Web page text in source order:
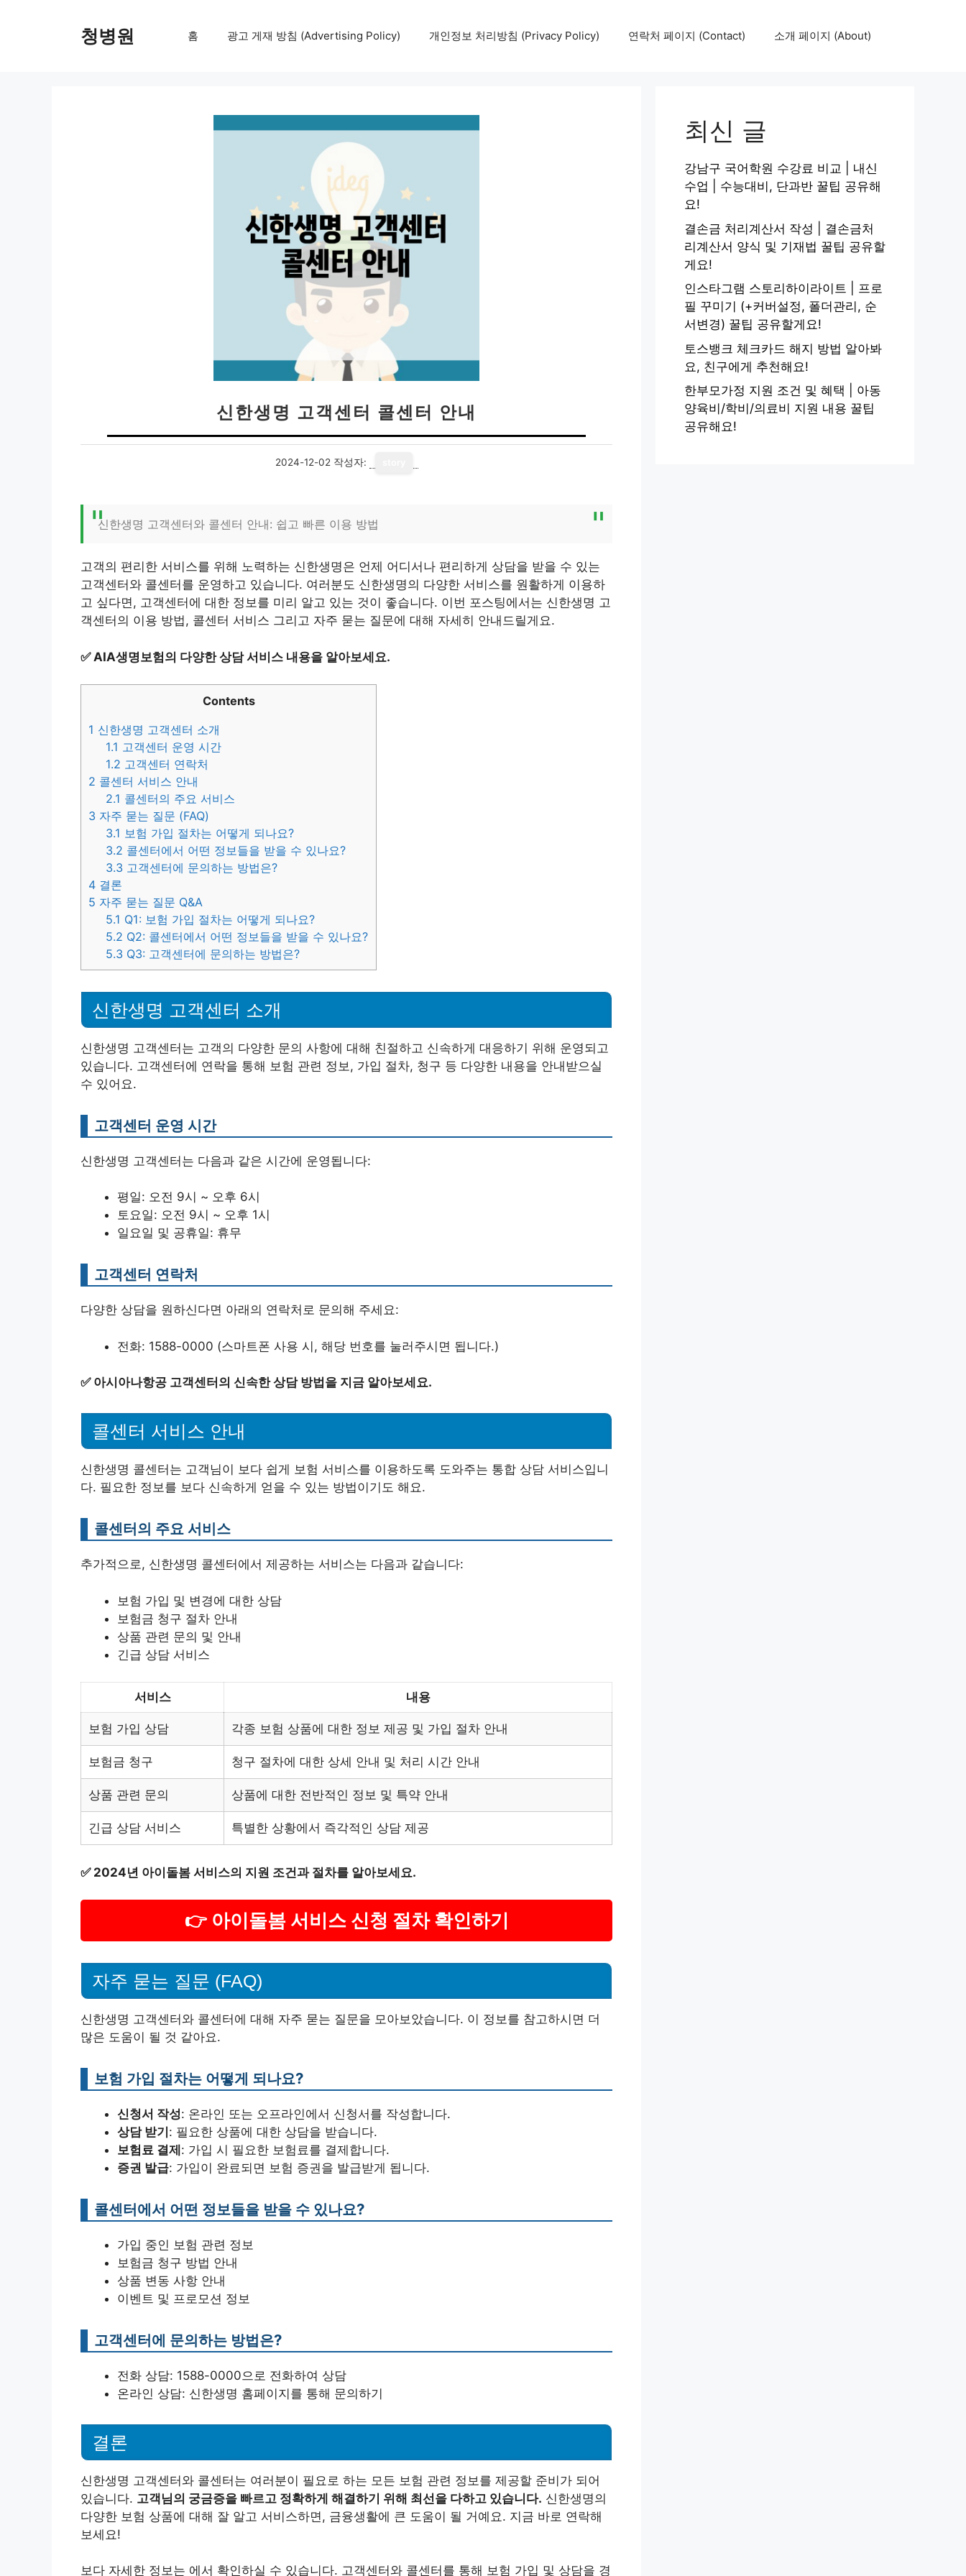
청병원 홈 광고 게재 방침 (Advertising Policy) 개인정보 처리방침 (Privacy Policy) 연락처 페이지 (Contact) 소개 페이지 (About)
신한생명 고객센터 콜센터 안내
2024-12-02 작성자:
신한생명 고객센터와 콜센터 안내: 쉽고 빠른 이용 방법
고객의 편리한 서비스를 위해 노력하는 신한생명은 언제 어디서나 편리하게 상담을 받을 수 있는
고객센터와 콜센터를 운영하고 있습니다. 여러분도 신한생명의 다양한 서비스를 원활하게 이용하
고 싶다면, 고객센터에 대한 정보를 미리 알고 있는 것이 좋습니다. 이번 포스팅에서는 신한생명 고
객센터의 이용 방법, 콜센터 서비스 그리고 자주 묻는 질문에 대해 자세히 안내드릴게요.
✅ AIA생명보험의 다양한 상담 서비스 내용을 알아보세요.
Contents
1 신한생명 고객센터 소개
1.1 고객센터 운영 시간
1.2 고객센터 연락처
2 콜센터 서비스 안내
2.1 콜센터의 주요 서비스
3 자주 묻는 질문 (FAQ)
3.1 보험 가입 절차는 어떻게 되나요?
3.2 콜센터에서 어떤 정보들을 받을 수 있나요?
3.3 고객센터에 문의하는 방법은?
4 결론
5 자주 묻는 질문 Q&A
5.1 Q1: 보험 가입 절차는 어떻게 되나요?
5.2 Q2: 콜센터에서 어떤 정보들을 받을 수 있나요?
5.3 Q3: 고객센터에 문의하는 방법은?
신한생명 고객센터 소개
신한생명 고객센터는 고객의 다양한 문의 사항에 대해 친절하고 신속하게 대응하기 위해 운영되고
있습니다. 고객센터에 연락을 통해 보험 관련 정보, 가입 절차, 청구 등 다양한 내용을 안내받으실
수 있어요.
고객센터 운영 시간
신한생명 고객센터는 다음과 같은 시간에 운영됩니다:
평일: 오전 9시 ~ 오후 6시
토요일: 오전 9시 ~ 오후 1시
일요일 및 공휴일: 휴무
고객센터 연락처
다양한 상담을 원하신다면 아래의 연락처로 문의해 주세요:
전화: 1588-0000 (스마트폰 사용 시, 해당 번호를 눌러주시면 됩니다.)
✅ 아시아나항공 고객센터의 신속한 상담 방법을 지금 알아보세요.
콜센터 서비스 안내
신한생명 콜센터는 고객님이 보다 쉽게 보험 서비스를 이용하도록 도와주는 통합 상담 서비스입니
다. 필요한 정보를 보다 신속하게 얻을 수 있는 방법이기도 해요.
콜센터의 주요 서비스
추가적으로, 신한생명 콜센터에서 제공하는 서비스는 다음과 같습니다:
보험 가입 및 변경에 대한 상담
보험금 청구 절차 안내
상품 관련 문의 및 안내
긴급 상담 서비스
서비스 내용
보험 가입 상담 각종 보험 상품에 대한 정보 제공 및 가입 절차 안내
보험금 청구 청구 절차에 대한 상세 안내 및 처리 시간 안내
상품 관련 문의 상품에 대한 전반적인 정보 및 특약 안내
긴급 상담 서비스 특별한 상황에서 즉각적인 상담 제공
✅ 2024년 아이돌봄 서비스의 지원 조건과 절차를 알아보세요.
👉 아이돌봄 서비스 신청 절차 확인하기
자주 묻는 질문 (FAQ)
신한생명 고객센터와 콜센터에 대해 자주 묻는 질문을 모아보았습니다. 이 정보를 참고하시면 더
많은 도움이 될 것 같아요.
보험 가입 절차는 어떻게 되나요?
신청서 작성: 온라인 또는 오프라인에서 신청서를 작성합니다.
상담 받기: 필요한 상품에 대한 상담을 받습니다.
보험료 결제: 가입 시 필요한 보험료를 결제합니다.
증권 발급: 가입이 완료되면 보험 증권을 발급받게 됩니다.
콜센터에서 어떤 정보들을 받을 수 있나요?
가입 중인 보험 관련 정보
보험금 청구 방법 안내
상품 변동 사항 안내
이벤트 및 프로모션 정보
고객센터에 문의하는 방법은?
전화 상담: 1588-0000으로 전화하여 상담
온라인 상담: 신한생명 홈페이지를 통해 문의하기
결론
신한생명 고객센터와 콜센터는 여러분이 필요로 하는 모든 보험 관련 정보를 제공할 준비가 되어
있습니다. 고객님의 궁금증을 빠르고 정확하게 해결하기 위해 최선을 다하고 있습니다. 신한생명의
다양한 보험 상품에 대해 잘 알고 서비스하면, 금융생활에 큰 도움이 될 거예요. 지금 바로 연락해
보세요!
보다 자세한 정보는 에서 확인하실 수 있습니다. 고객센터와 콜센터를 통해 보험 가입 및 상담을 경
최신 글
강남구 국어학원 수강료 비교 | 내신
수업 | 수능대비, 단과반 꿀팁 공유해
요!
결손금 처리계산서 작성 | 결손금처
리계산서 양식 및 기재법 꿀팁 공유할
게요!
인스타그램 스토리하이라이트 | 프로
필 꾸미기 (+커버설정, 폴더관리, 순
서변경) 꿀팁 공유할게요!
토스뱅크 체크카드 해지 방법 알아봐
요, 친구에게 추천해요!
한부모가정 지원 조건 및 혜택 | 아동
양육비/학비/의료비 지원 내용 꿀팁
공유해요!